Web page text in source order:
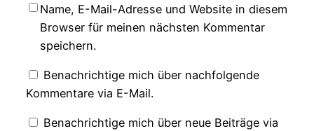
Name, E-Mail-Adresse und Website in diesem
Browser für meinen nächsten Kommentar
speichern.
Benachrichtige mich über nachfolgende
Kommentare via E-Mail.
Benachrichtige mich über neue Beiträge via